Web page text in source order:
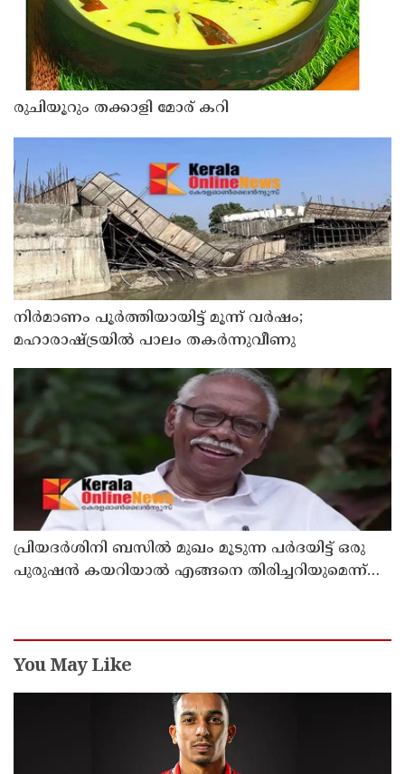
രുചിയൂറും തക്കാളി മോര് കറി
നിർമാണം പൂർത്തിയായിട്ട് മൂന്ന് വർഷം;
മഹാരാഷ്ട്രയിൽ പാലം തകർന്നുവീണു
പ്രിയദർശിനി ബസിൽ മുഖം മൂടുന്ന പർദയിട്ട് ഒരു
പുരുഷൻ കയറിയാൽ എങ്ങനെ തിരിച്ചറിയുമെന്ന്
You May Like